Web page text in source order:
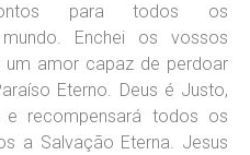
para todos os
Enchei os vossos
amor capaz de perdoar
Eterno. Deus é Justo,
e recompensará todos os
a Salvação Eterna. Jesus